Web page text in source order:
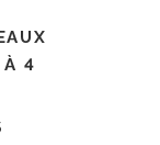
À 4